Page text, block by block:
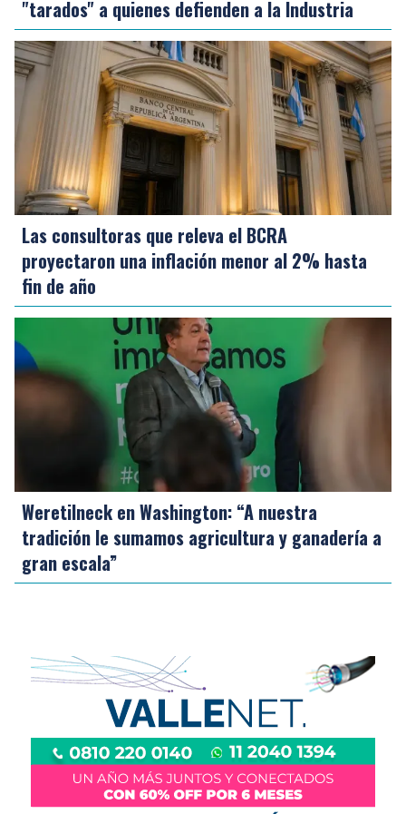
"tarados" a quienes defienden a la Industria
Las consultoras que releva el BCRA
proyectaron una inflación menor al 2% hasta
fin de año
Weretilneck en Washington: “A nuestra
tradición le sumamos agricultura y ganadería a
gran escala”